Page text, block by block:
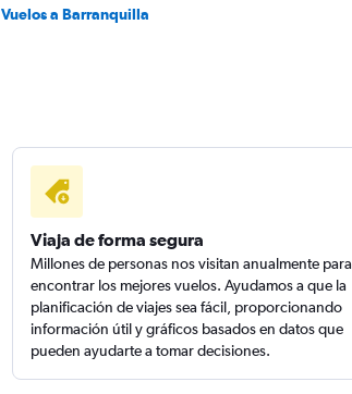
Vuelos a Barranquilla
Viaja de forma segura
Millones de personas nos visitan anualmente para
encontrar los mejores vuelos. Ayudamos a que la
planificación de viajes sea fácil, proporcionando
información útil y gráficos basados en datos que
pueden ayudarte a tomar decisiones.